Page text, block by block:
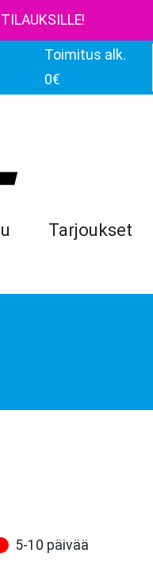
Toimitus alk.
0€
Tarjoukset
5-10 päivää